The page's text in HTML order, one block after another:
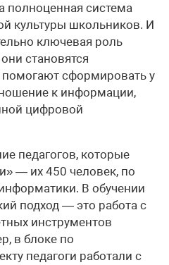
полноценная система
культуры школьников. И
ключевая роль
становятся
сформировать у
к информации,
цифровой
педагогов, которые
— их 450 человек, по
В обучении
подход — это работа с
инструментов
в блоке по
педагоги работали с